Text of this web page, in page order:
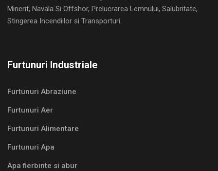
Minerit, Navala Si Offshor, Prelucrarea Lemnului, Salubritate,
Stingerea Incendiilor si Transporturi.
Furtunuri Industriale
Furtunuri Abraziune
Furtunuri Aer
Furtunuri Alimentare
Furtunuri Apa
Apa fierbinte si abur